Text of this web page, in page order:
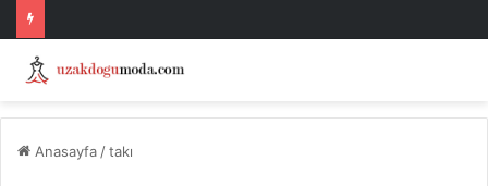
Anasayfa /takı